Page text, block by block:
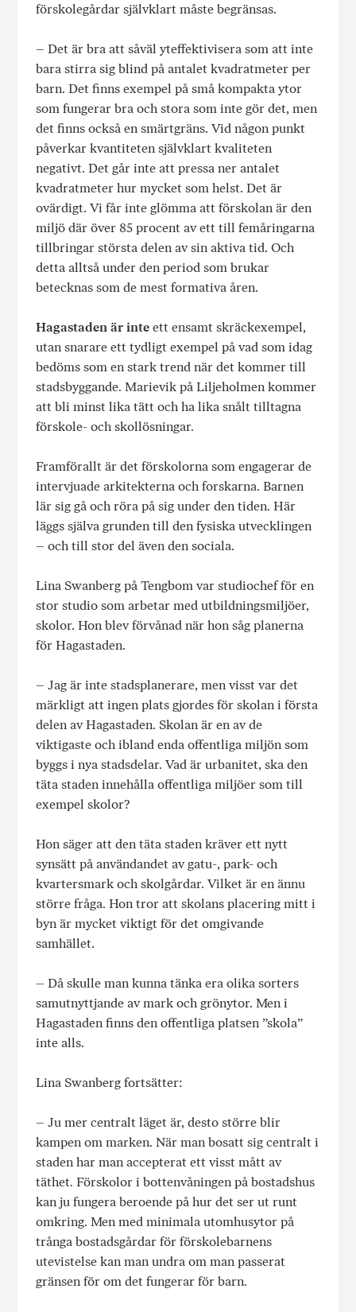
förskolegårdar självklart måste begränsas.
– Det är bra att såväl yteffektivisera som att inte
bara stirra sig blind på antalet kvadratmeter per
barn. Det finns exempel på små kompakta ytor
som fungerar bra och stora som inte gör det, men
det finns också en smärtgräns. Vid någon punkt
påverkar kvantiteten självklart kvaliteten
negativt. Det går inte att pressa ner antalet
kvadratmeter hur mycket som helst. Det är
ovärdigt. Vi får inte glömma att förskolan är den
miljö där över 85 procent av ett till femåringarna
tillbringar största delen av sin aktiva tid. Och
detta alltså under den period som brukar
betecknas som de mest formativa åren.
Hagastaden är inte ett ensamt skräckexempel,
utan snarare ett tydligt exempel på vad som idag
bedöms som en stark trend när det kommer till
stadsbyggande. Marievik på Liljeholmen kommer
att bli minst lika tätt och ha lika snålt tilltagna
förskole- och skollösningar.
Framförallt är det förskolorna som engagerar de
intervjuade arkitekterna och forskarna. Barnen
lär sig gå och röra på sig under den tiden. Här
läggs själva grunden till den fysiska utvecklingen
– och till stor del även den sociala.
Lina Swanberg på Tengbom var studiochef för en
stor studio som arbetar med utbildningsmiljöer,
skolor. Hon blev förvånad när hon såg planerna
för Hagastaden.
– Jag är inte stadsplanerare, men visst var det
märkligt att ingen plats gjordes för skolan i första
delen av Hagastaden. Skolan är en av de
viktigaste och ibland enda offentliga miljön som
byggs i nya stadsdelar. Vad är urbanitet, ska den
täta staden innehålla offentliga miljöer som till
exempel skolor?
Hon säger att den täta staden kräver ett nytt
synsätt på användandet av gatu-, park- och
kvartersmark och skolgårdar. Vilket är en ännu
större fråga. Hon tror att skolans placering mitt i
byn är mycket viktigt för det omgivande
samhället.
– Då skulle man kunna tänka era olika sorters
samutnyttjande av mark och grönytor. Men i
Hagastaden finns den offentliga platsen ”skola”
inte alls.
Lina Swanberg fortsätter:
– Ju mer centralt läget är, desto större blir
kampen om marken. När man bosatt sig centralt i
staden har man accepterat ett visst mått av
täthet. Förskolor i bottenvåningen på bostadshus
kan ju fungera beroende på hur det ser ut runt
omkring. Men med minimala utomhusytor på
trånga bostadsgårdar för förskolebarnens
utevistelse kan man undra om man passerat
gränsen för om det fungerar för barn.